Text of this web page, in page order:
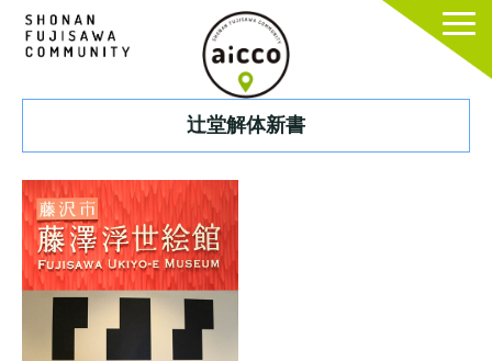
辻堂解体新書